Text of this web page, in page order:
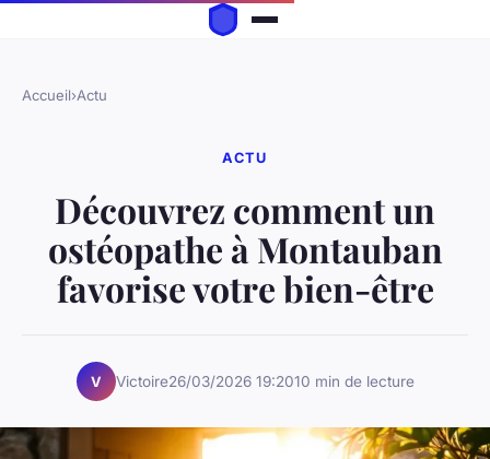
Accueil›Actu
ACTU
Découvrez comment un
ostéopathe à Montauban
favorise votre bien-être
V Victoire26/03/2026 19:2010 min de lecture